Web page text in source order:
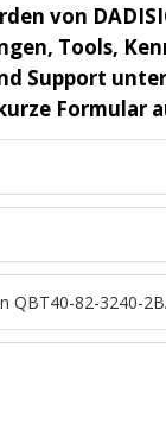
von
Tools,
Support
Formular